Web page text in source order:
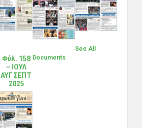
Φύλ. 158
– ΙΟΥΛ
ΑΥΓ ΣΕΠΤ
2025
See All
Documents